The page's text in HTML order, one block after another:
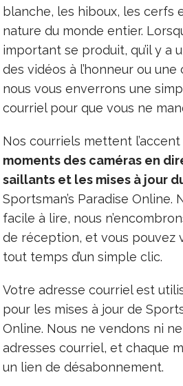
blanche, les hiboux, les cerfs
nature du monde entier.
important se produit, qu’il y a
des vidéos à l’honneur ou
nous vous enverrons une
courriel pour que vous ne
Nos courriels mettent l’accent
moments des caméras en
saillants et les mises à jour
Sportsman’s Paradise Online.
facile à lire, nous
de réception, et vous pouvez
tout temps d’un simple clic.
Votre adresse courriel est
pour les mises à jour de
Online. Nous ne vendons ni
adresses courriel, et chaque
un lien de désabonnement.